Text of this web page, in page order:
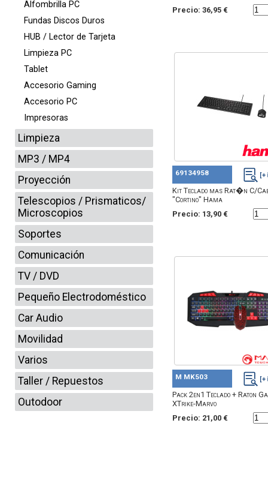
Alfombrilla PC
Fundas Discos Duros
HUB / Lector de Tarjeta
Limpieza PC
Tablet
Accesorio Gaming
Accesorio PC
Impresoras
Limpieza
MP3 / MP4
Proyección
Telescopios / Prismaticos/
Microscopios
Soportes
Comunicación
TV / DVD
Pequeño Electrodoméstico
Car Audio
Movilidad
Varios
Taller / Repuestos
Outodoor
Precio: 36,95 €
69134958
Kit Teclado mas Rat�n C/
"Cortino" Hama
Precio: 13,90 €
M MK503
Pack 2en1 Teclado + Raton
XTrike-Marvo
Precio: 21,00 €